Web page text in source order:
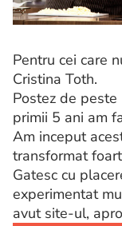
Pentru cei care
Cristina Toth.
Postez de
primii 5 ani am
Am inceput
transformat
Gatesc cu
experimentat
avut site-ul,